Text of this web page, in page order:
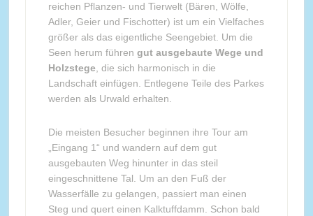
reichen Pflanzen- und Tierwelt (Bären, Wölfe,
Adler, Geier und Fischotter) ist um ein Vielfaches
größer als das eigentliche Seengebiet. Um die
Seen herum führen gut ausgebaute Wege und
Holzstege, die sich harmonisch in die
Landschaft einfügen. Entlegene Teile des Parkes
werden als Urwald erhalten.
Die meisten Besucher beginnen ihre Tour am
„Eingang 1“ und wandern auf dem gut
ausgebauten Weg hinunter in das steil
eingeschnittene Tal. Um an den Fuß der
Wasserfälle zu gelangen, passiert man einen
Steg und quert einen Kalktuffdamm. Schon bald